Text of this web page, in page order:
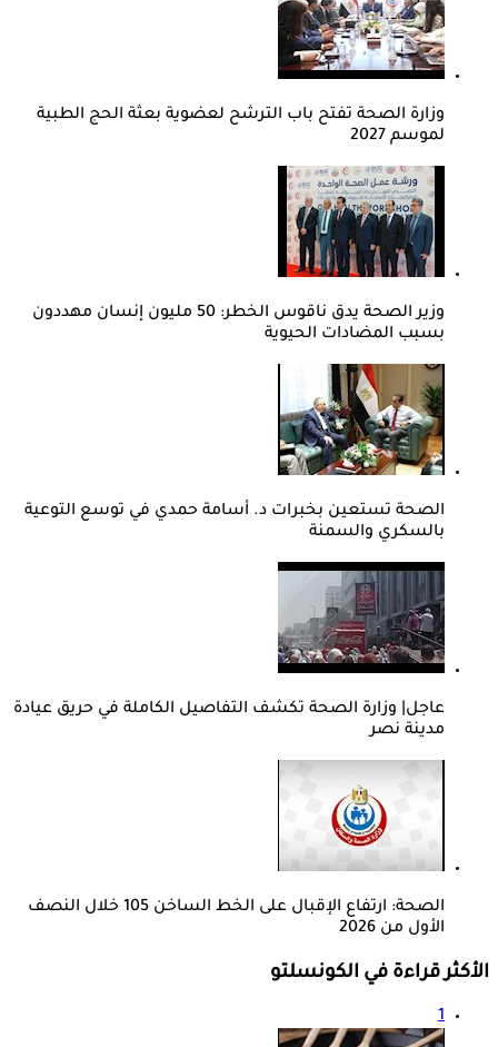
وزارة الصحة تفتح باب الترشح لعضوية بعثة الحج الطبية
لموسم 2027
وزير الصحة يدق ناقوس الخطر: 50 مليون إنسان مهددون
بسبب المضادات الحيوية
الصحة تستعين بخبرات د. أسامة حمدي في توسع التوعية
بالسكري والسمنة
عاجل| وزارة الصحة تكشف التفاصيل الكاملة في حريق عيادة
مدينة نصر
الصحة: ارتفاع الإقبال على الخط الساخن 105 خلال النصف
الأول من 2026
الأكثر قراءة في الكونسلتو
1